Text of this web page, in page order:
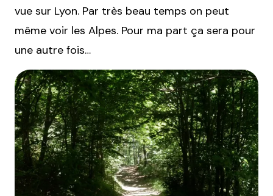
vue sur Lyon. Par très beau temps on peut
même voir les Alpes. Pour ma part ça sera pour
une autre fois…